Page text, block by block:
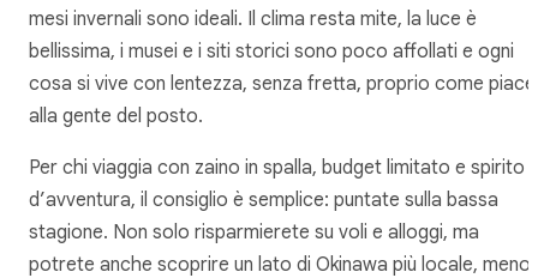
mesi invernali sono ideali. Il clima resta mite, la luce è
bellissima, i musei e i siti storici sono poco affollati e ogni
cosa si vive con lentezza, senza fretta, proprio come piace
alla gente del posto.
Per chi viaggia con zaino in spalla, budget limitato e spirito
d’avventura, il consiglio è semplice: puntate sulla bassa
stagione. Non solo risparmierete su voli e alloggi, ma
potrete anche scoprire un lato di Okinawa più locale, meno